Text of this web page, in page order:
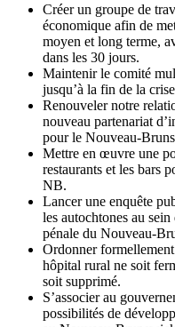
Créer un groupe de
économique afin de
moyen et long terme,
dans les 30 jours.
Maintenir le comité
jusqu’à la fin de la
Renouveler notre
nouveau partenariat
pour le Nouveau-
Mettre en œuvre une
restaurants et les bars
NB.
Lancer une enquête
les autochtones au
pénale du Nouveau-
Ordonner
hôpital rural ne soit
soit supprimé.
S’associer au
possibilités de